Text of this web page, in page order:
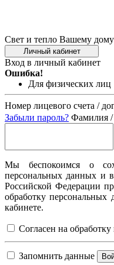
Свет и тепло Вашему
Личный кабинет
Вход в личный кабинет
Ошибка!
Для физических лиц
Номер лицевого счета /
Забыли пароль? Фамилия /
Мы беспокоимся о
персональных данных и в
Российской Федерации
обработку
кабинете.
Согласен на
Запомнить данные